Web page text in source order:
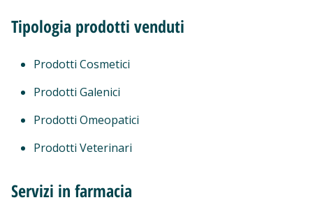
Tipologia prodotti venduti
Prodotti Cosmetici
Prodotti Galenici
Prodotti Omeopatici
Prodotti Veterinari
Servizi in farmacia